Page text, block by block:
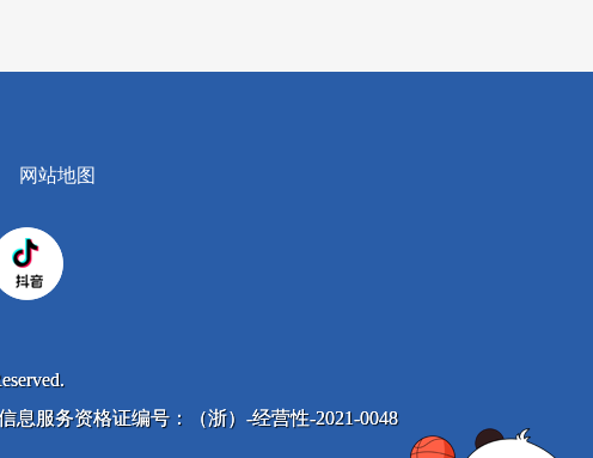
网站地图
息服务资格证编号：（浙）-经营性-2021-0048